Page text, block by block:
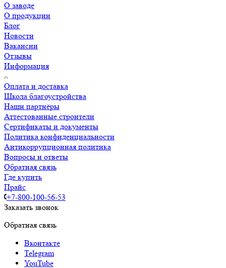
О заводе
О продукции
Блог
Новости
Вакансии
Отзывы
Информация
Оплата и доставка
Школа благоустройства
Наши партнёры
Аттестованные строители
Сертификаты и документы
Политика конфиденциальности
Антикоррупционная политика
Вопросы и ответы
Обратная связь
Где купить
Прайс
+7-800-100-56-53
Заказать звонок
Обратная связь
Вконтакте
Telegram
YouTube